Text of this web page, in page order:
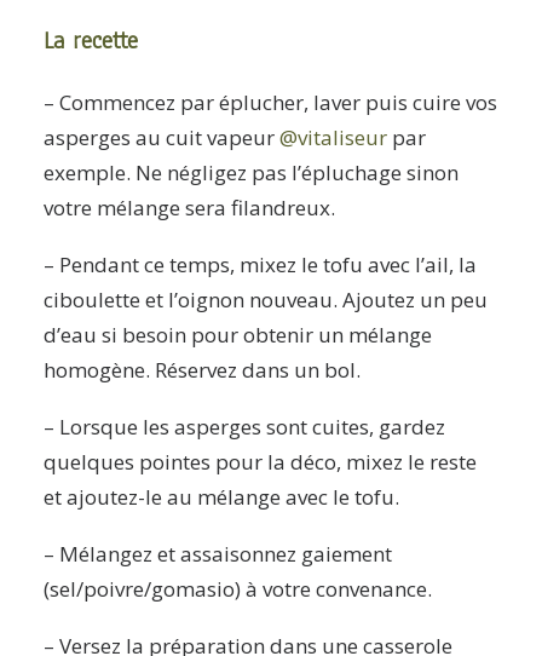
La recette
– Commencez par éplucher, laver puis cuire vos
asperges au cuit vapeur@vitaliseur par
exemple. Ne négligez pas l’épluchage sinon
votre mélange sera filandreux.
– Pendant ce temps, mixez le tofu avec l’ail, la
ciboulette et l’oignon nouveau. Ajoutez un peu
d’eau si besoin pour obtenir un mélange
homogène. Réservez dans un bol.
– Lorsque les asperges sont cuites, gardez
quelques pointes pour la déco, mixez le reste
et ajoutez-le au mélange avec le tofu.
– Mélangez et assaisonnez gaiement
(sel/poivre/gomasio) à votre convenance.
– Versez la préparation dans une casserole